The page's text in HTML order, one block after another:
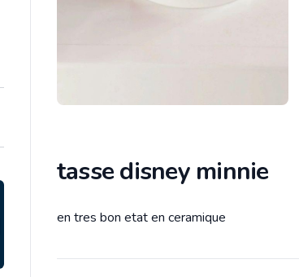
tasse disney minnie
Description
en tres bon etat en ceramique